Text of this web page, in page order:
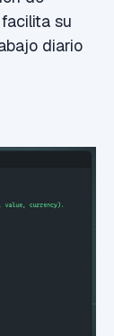
su
diario